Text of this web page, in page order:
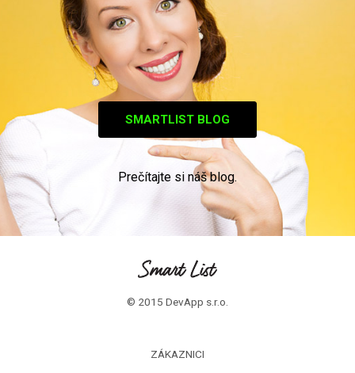
SMARTLIST BLOG
Prečítajte si náš blog.
© 2015 DevApp s.r.o.
ZÁKAZNICI